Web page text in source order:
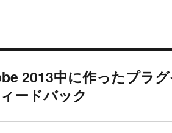
2013中に作ったプラ
ードバック